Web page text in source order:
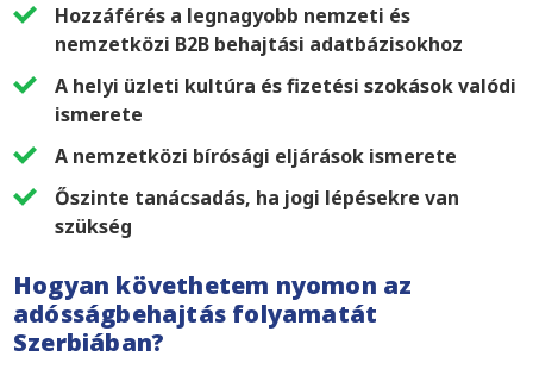
Hozzáférés a legnagyobb nemzeti és
nemzetközi B2B behajtási adatbázisokhoz
A helyi üzleti kultúra és fizetési szokások valódi
ismerete
A nemzetközi bírósági eljárások ismerete
Őszinte tanácsadás, ha jogi lépésekre van
szükség
Hogyan követhetem nyomon az
adósságbehajtás folyamatát
Szerbiában?